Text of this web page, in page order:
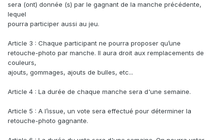
sera (ont) donnée (s) par le gagnant de la manche précédente,
lequel
pourra participer aussi au jeu.
Article 3 : Chaque participant ne pourra proposer qu’une
retouche-photo par manche. Il aura droit aux remplacements de
couleurs,
ajouts, gommages, ajouts de bulles, etc...
Article 4 : La durée de chaque manche sera d'une semaine.
Article 5 : A l’issue, un vote sera effectué pour déterminer la
retouche-photo gagnante.